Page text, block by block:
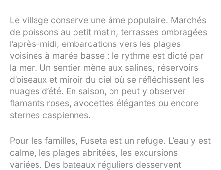
Le village conserve une âme populaire. Marchés
de poissons au petit matin, terrasses ombragées
l’après-midi, embarcations vers les plages
voisines à marée basse : le rythme est dicté par
la mer. Un sentier mène aux salines, réservoirs
d’oiseaux et miroir du ciel où se réfléchissent les
nuages d’été. En saison, on peut y observer
flamants roses, avocettes élégantes ou encore
sternes caspiennes.
Pour les familles, Fuseta est un refuge. L’eau y est
calme, les plages abritées, les excursions
variées. Des bateaux réguliers desservent